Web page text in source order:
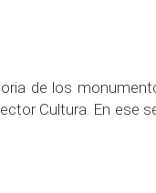
de los
Cultura. En ese